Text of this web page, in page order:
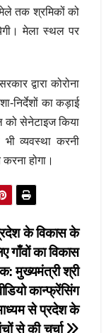
तक श्रमिकों को
मेला स्थल पर
द्वारा कोरोना
निर्देशों का कड़ाई
को सेनेटाइज किया
व्यवस्था करनी
होगा।
के विकास के
गाँवों का विकास
मुख्यमंत्री श्री
कान्फ्रेंसिंग
से प्रदेश के
से की चर्चा